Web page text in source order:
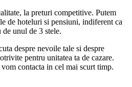
la preturi competitive. Putem
de hoteluri si pensiuni, indiferent ca
unul de 3 stele.
despre nevoile tale si despre
pentru unitatea ta de cazare.
contacta in cel mai scurt timp.